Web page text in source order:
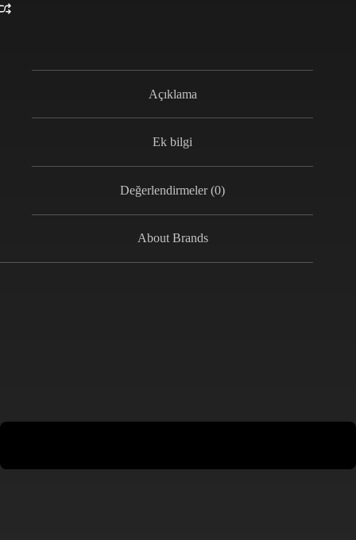
Açıklama
Ek bilgi
Değerlendirmeler (0)
About Brands